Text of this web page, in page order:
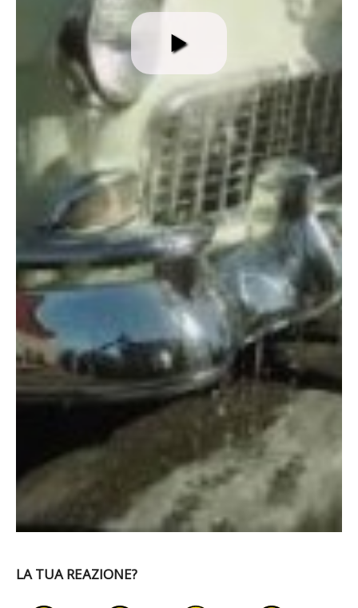
LA TUA REAZIONE?